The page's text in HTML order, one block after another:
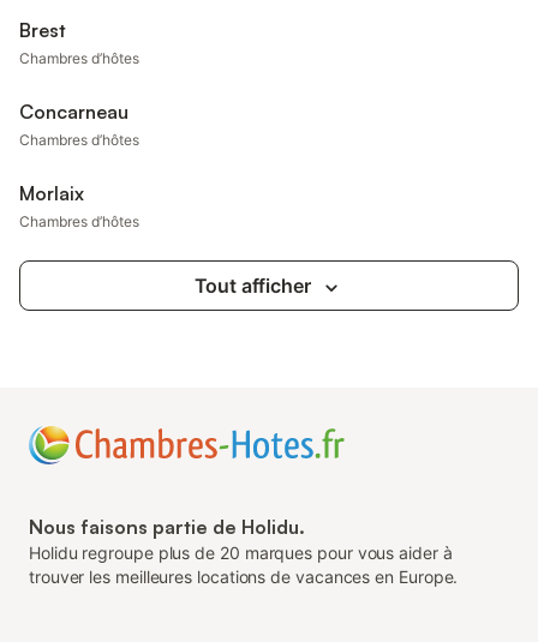
Brest
Chambres d’hôtes
Concarneau
Chambres d’hôtes
Morlaix
Chambres d’hôtes
Tout afficher
Nous faisons partie de Holidu.
Holidu regroupe plus de 20 marques pour vous aider à
trouver les meilleures locations de vacances en Europe.